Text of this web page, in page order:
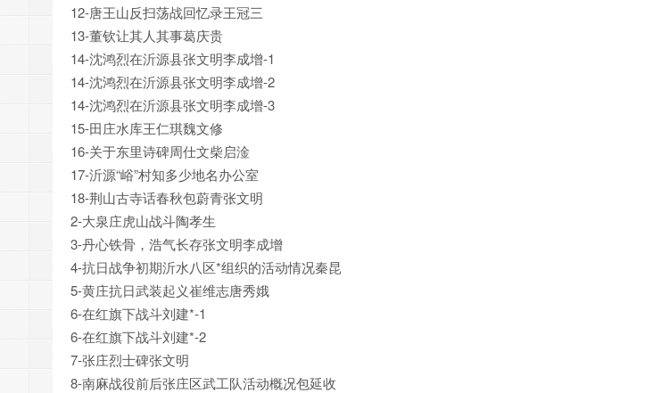
12-唐王山反扫荡战回忆录王冠三
13-董钦让其人其事葛庆贵
14-沈鸿烈在沂源县张文明李成增-1
14-沈鸿烈在沂源县张文明李成增-2
14-沈鸿烈在沂源县张文明李成增-3
15-田庄水库王仁琪魏文修
16-关于东里诗碑周仕文柴启淦
17-沂源“峪”村知多少地名办公室
18-荆山古寺话春秋包蔚青张文明
2-大泉庄虎山战斗陶孝生
3-丹心铁骨，浩气长存张文明李成增
4-抗日战争初期沂水八区*组织的活动情况秦昆
5-黄庄抗日武装起义崔维志唐秀娥
6-在红旗下战斗刘建*-1
6-在红旗下战斗刘建*-2
7-张庄烈士碑张文明
8-南麻战役前后张庄区武工队活动概况包延收